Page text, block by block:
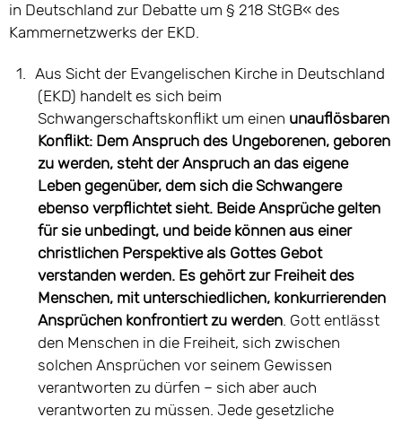
in Deutschland zur Debatte um § 218 StGB« des
Kammernetzwerks der EKD.
1.
Aus Sicht der Evangelischen Kirche in Deutschland
(EKD) handelt es sich beim
Schwangerschaftskonflikt um einen unauflösbaren
Konflikt: Dem Anspruch des Ungeborenen, geboren
zu werden, steht der Anspruch an das eigene
Leben gegenüber, dem sich die Schwangere
ebenso verpflichtet sieht. Beide Ansprüche gelten
für sie unbedingt, und beide können aus einer
christlichen Perspektive als Gottes Gebot
verstanden werden. Es gehört zur Freiheit des
Menschen, mit unterschiedlichen, konkurrierenden
Ansprüchen konfrontiert zu werden. Gott entlässt
den Menschen in die Freiheit, sich zwischen
solchen Ansprüchen vor seinem Gewissen
verantworten zu dürfen – sich aber auch
verantworten zu müssen. Jede gesetzliche